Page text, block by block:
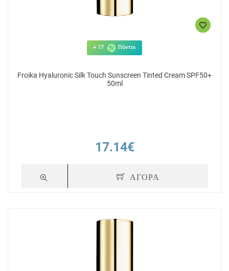
+ 17 Πόντοι
Froika Hyaluronic Silk Touch Sunscreen Tinted Cream SPF50+
50ml
17.14€
ΑΓΟΡΑ